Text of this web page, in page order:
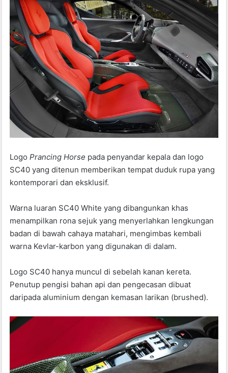
LogoPrancing Horse pada penyandar kepala dan logo
SC40 yang ditenun memberikan tempat duduk rupa yang
kontemporari dan eksklusif.
Warna luaran SC40 White yang dibangunkan khas
menampilkan rona sejuk yang menyerlahkan lengkungan
badan di bawah cahaya matahari, mengimbas kembali
warna Kevlar-karbon yang digunakan di dalam.
Logo SC40 hanya muncul di sebelah kanan kereta.
Penutup pengisi bahan api dan pengecasan dibuat
daripada aluminium dengan kemasan larikan (brushed).